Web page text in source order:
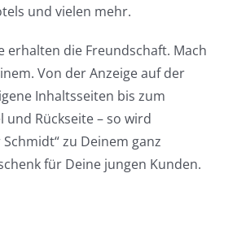
und vielen mehr.
erhalten die Freundschaft. Mach
Von der Anzeige auf der
Inhaltsseiten bis zum
und Rückseite – so wird
zu Deinem ganz
für Deine jungen Kunden.